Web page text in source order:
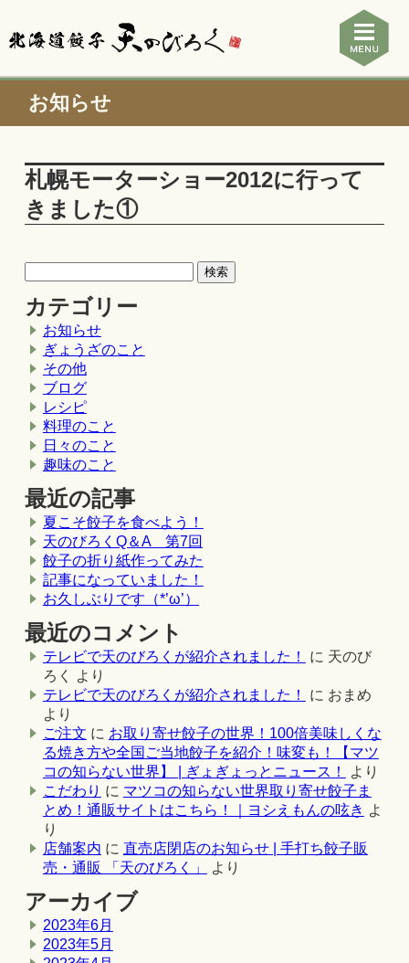
お知らせ
札幌モーターショー2012に行って
きました①
カテゴリー
お知らせ
ぎょうざのこと
その他
ブログ
レシピ
料理のこと
日々のこと
趣味のこと
最近の記事
夏こそ餃子を食べよう！
天のびろくQ＆A 第7回
餃子の折り紙作ってみた
記事になっていました！
お久しぶりです（*’ω’）
最近のコメント
テレビで天のびろくが紹介されました！ に 天のび
ろく
より
テレビで天のびろくが紹介されました！
に おまめ
より
ご注文 に お取り寄せ餃子の世界！100倍美味しくな
る焼き方や全国ご当地餃子を紹介！味変も！【マツ
コの知らない世界】 | ぎょぎょっとニュース！
より
こだわり に マツコの知らない世界取り寄せ餃子ま
とめ！通販サイトはこちら！｜ヨシえもんの呟き よ
り
店舗案内 に 直売店閉店のお知らせ | 手打ち餃子販
売・通販 「天のびろく」
より
アーカイブ
2023年6月
2023年5月